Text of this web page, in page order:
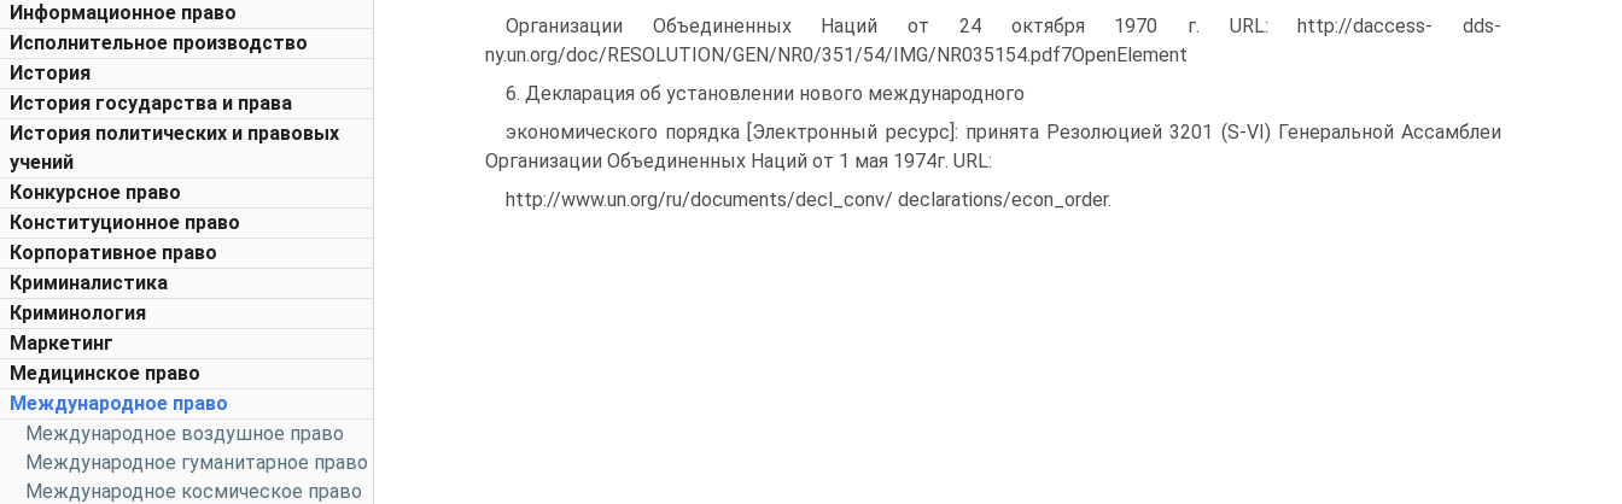
Информационное право
Исполнительное производство
История
История государства и права
История политических и правовых
учений
Конкурсное право
Конституционное право
Корпоративное право
Криминалистика
Криминология
Маркетинг
Медицинское право
Международное право
Международное воздушное право
Международное гуманитарное право
Международное космическое право
Организации Объединенных Наций от 24 октября 1970 г. URL: http://daccess- dds-
ny.un.org/doc/RESOLUTION/GEN/NR0/351/54/IMG/NR035154.pdf7OpenElement
6. Декларация об установлении нового международного
экономического порядка [Электронный ресурс]: принята Резолюцией 3201 (S-VI) Генеральной Ассамблеи
Организации Объединенных Наций от 1 мая 1974г. URL:
http://www.un.org/ru/documents/decl_conv/ declarations/econ_order.